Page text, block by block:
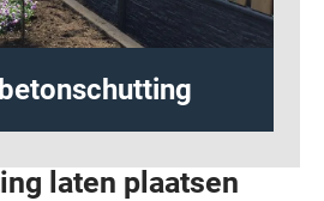
schutting
laten plaatsen